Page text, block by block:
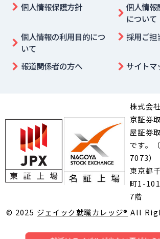
個人情報保護方針
個人情報
について
個人情報の利用目的につ
いて
採用ご担
報道関係者の方へ サイトマ
株式会
京証券
屋証券
です。
7073）
東京都
町1-
7階
© 2025 ジェイック就職カレッジ®︎ All